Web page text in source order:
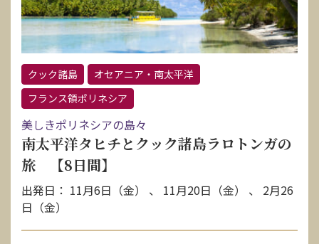
クック諸島
オセアニア・南太平洋
フランス領ポリネシア
美しきポリネシアの島々
南太平洋タヒチとクック諸島ラロトンガの
旅 【8日間】
出発日： 11月6日（金） 、 11月20日（金） 、 2月26
日（金）